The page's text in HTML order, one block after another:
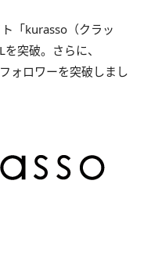
「kurasso（クラッ
突破。さらに、
ォロワーを突破しまし